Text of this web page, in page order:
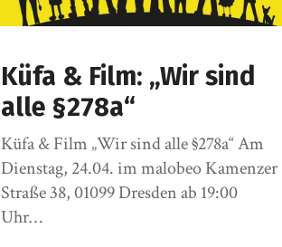
Küfa & Film: „Wir sind
alle §278a“
Küfa & Film „Wir sind alle §278a“ Am
Dienstag, 24.04. im malobeo Kamenzer
Straße 38, 01099 Dresden ab 19:00
Uhr…